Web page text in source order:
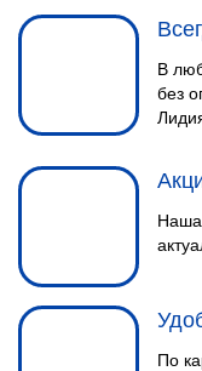
В
без
Наша
По